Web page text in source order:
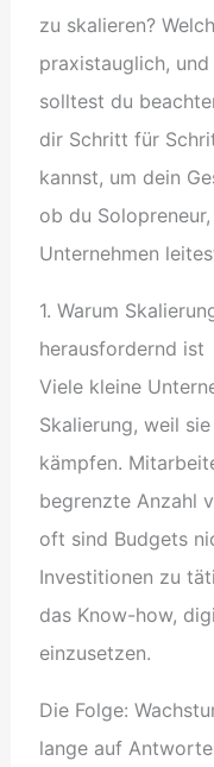
zu skalieren?
praxistauglich,
solltest du
dir Schritt für
kannst, um dein
ob du
Unternehmen
1. Warum
herausfordernd ist
Viele kleine
Skalierung, weil
kämpfen.
begrenzte Anzahl
oft sind Budgets
Investitionen zu
das Know-how,
einzusetzen.
Die Folge:
lange auf